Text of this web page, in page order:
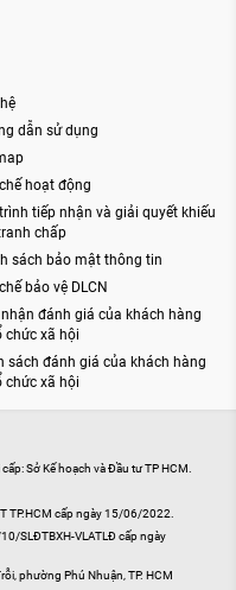
dẫn sử dụng
hoạt động
tiếp nhận và giải quyết khiếu
chấp
sách bảo mật thông tin
bảo vệ DLCN
đánh giá của khách hàng
chức xã hội
sách đánh giá của khách hàng
chức xã hội
Sở Kế hoạch và Đầu tư TP HCM.
TP.HCM cấp ngày 15/06/2022.
SLĐTBXH-VLATLĐ cấp ngày
phường Phú Nhuận, TP. HCM